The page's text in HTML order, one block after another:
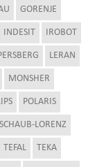
GORENJE
INDESIT IROBOT
LERAN
MONSHER
POLARIS
SCHAUB-LORENZ
TEFAL TEKA